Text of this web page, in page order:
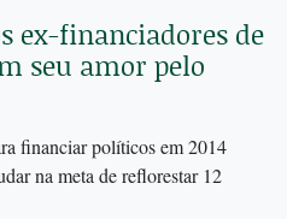
ex-financiadores de
seu amor pelo
financiar políticos em 2014
na meta de reflorestar 12